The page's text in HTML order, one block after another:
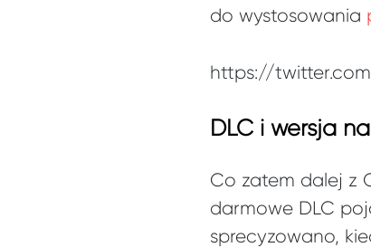
do wystosowania
https://
DLC i wersja
Co zatem dalej z
darmowe DLC
sprecyzowano,